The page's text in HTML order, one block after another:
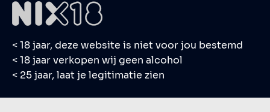
< 18 jaar, deze website is niet voor jou bestemd
< 18 jaar verkopen wij geen alcohol
< 25 jaar, laat je legitimatie zien